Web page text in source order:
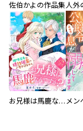
佐伯かよの作品集
お兄様は馬鹿なんですか？～地味王女は婚約破棄に巻き込まれる～